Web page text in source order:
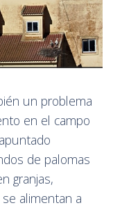
un problema
en el campo
de palomas
granjas,
alimentan a